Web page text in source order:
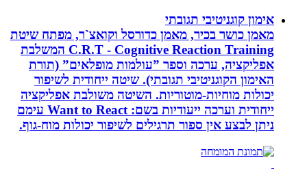
אימון קוגניטיבי תגובתי
מאמן כושר בכיר, מאמן כדורסל וקואצ`ר, מפתח שיטת
C.R.T - Cognitive Reaction Training המשלבת
אפליקציה, ערכה וספר ”עולמות מופלאים” (תורת
האימון הקוגניטיבי תגובתי). שיטה ייחודית לשיפור
יכולות מוחיות-מוטוריות. השיטה משולבת אפליקציה
ייחודית וערכה ייעודיות בשם: Want to React עימם
ניתן לבצע אין ספור תרגילים לשיפור יכולות מוח-גוף.